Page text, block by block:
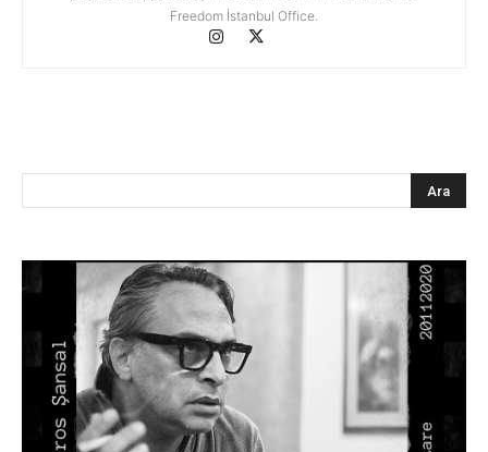
Freedom İstanbul Office.